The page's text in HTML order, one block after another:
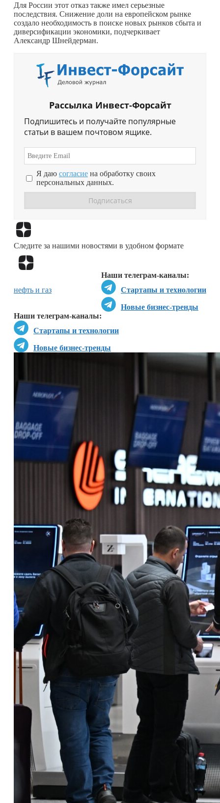
Для России этот отказ также имел серьезные
последствия. Снижение доли на европейском рынке
создало необходимость в поиске новых рынков сбыта и
диверсификации экономики, подчеркивает
Александр Шнейдерман.
Рассылка Инвест-Форсайт
Подпишитесь и получайте популярные
статьи в вашем почтовом ящике.
Я даю согласие на обработку своих
персональных данных.
Следите за нашими новостями в удобном формате
Наши телеграм-каналы:
Стартапы и технологии
Новые бизнес-тренды
Наши телеграм-каналы:
Стартапы и технологии
Новые бизнес-тренды
нефть и газ